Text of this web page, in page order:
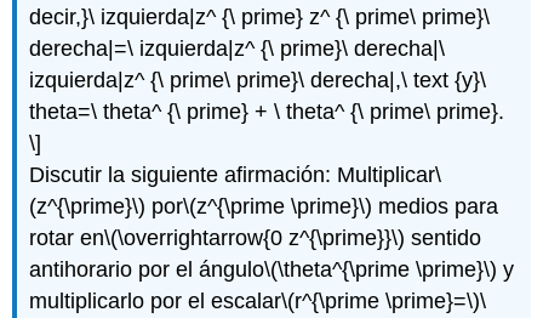
decir,}\ izquierda|z^ {\ prime} z^ {\ prime\ prime}\
derecha|=\ izquierda|z^ {\ prime}\ derecha|\
izquierda|z^ {\ prime\ prime}\ derecha|,\ text {y}\
theta=\ theta^ {\ prime} + \ theta^ {\ prime\ prime}.
\]
Discutir la siguiente afirmación: Multiplicar\
(z^{\prime}\) por\(z^{\prime \prime}\) medios para
rotar en\(\overrightarrow{0 z^{\prime}}\) sentido
antihorario por el ángulo\(\theta^{\prime \prime}\) y
multiplicarlo por el escalar\(r^{\prime \prime}=\)\